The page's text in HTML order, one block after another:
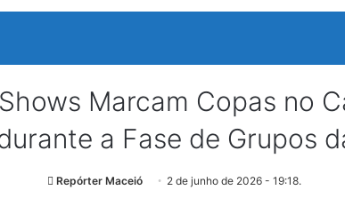
Marcam Copas no
a Fase de Grupos
Repórter Maceió 2 de junho de 2026 - 19:18.